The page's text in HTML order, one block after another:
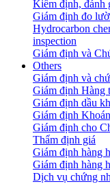
Kiểm định, đánh
Giám định đo
Hydrocarbon
inspection
Giám định và
Others
Giám định và
Giám định Hàng
Giám định dầu
Giám định
Giám định cho
Thẩm định giá
Giám định hàng
Giám định hàng
Dịch vụ chứng